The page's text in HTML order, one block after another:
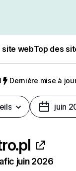
webTop des
Dernière mise à
juin
juin 2026